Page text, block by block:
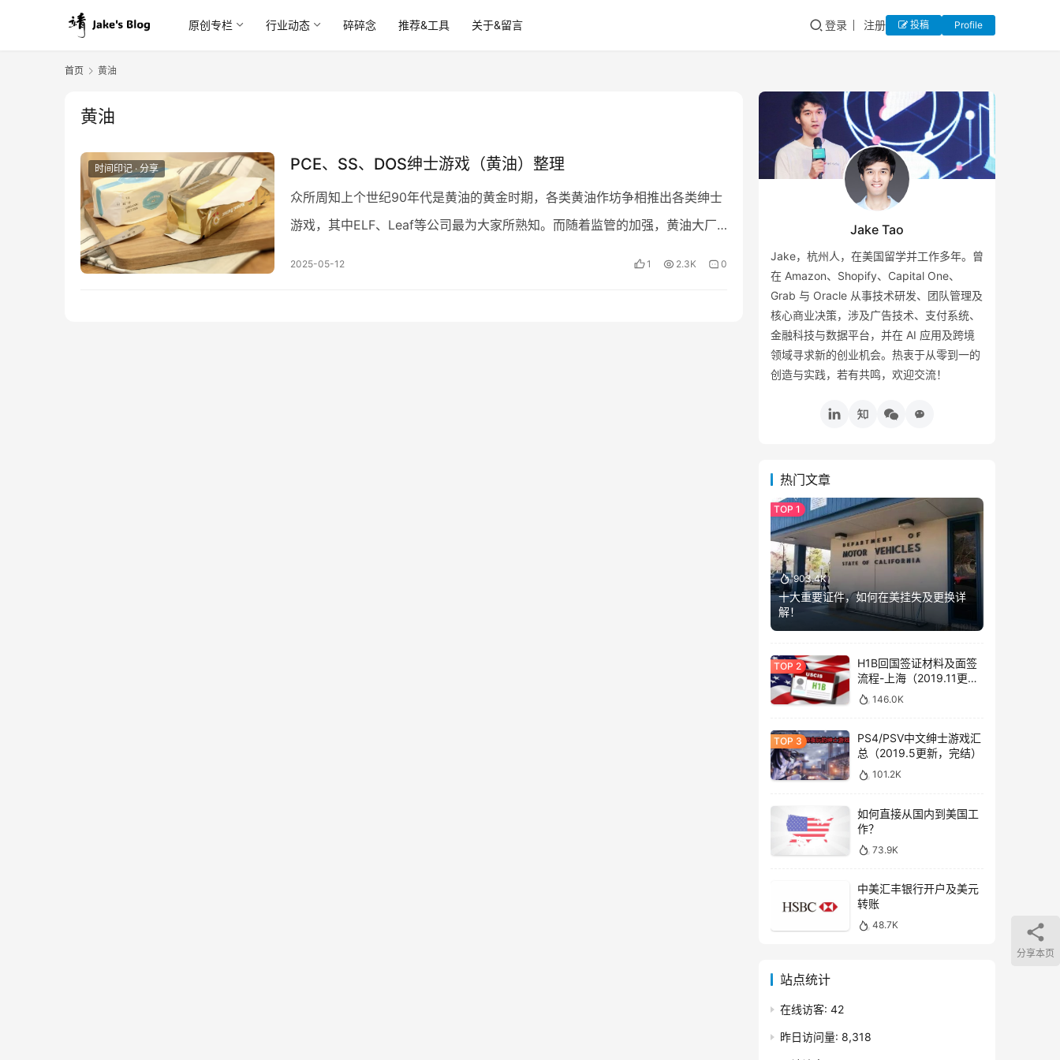
原创专栏 行业动态 碎碎念 推荐&工具 关于&留言 登录 注册 投稿 Profile
首页 黄油
黄油
时间印记 · 分享 PCE、SS、DOS绅士游戏（黄油）整理
众所周知上个世纪90年代是黄油的黄金时期，各类黄油作坊争相推出各类绅士
游戏，其中ELF、Leaf等公司最为大家所熟知。而随着监管的加强，黄油大厂
2025-05-12 1 2.3K 0
Jake Tao
Jake，杭州人，在美国留学并工作多年。曾
在 Amazon、Shopify、Capital One、
Grab 与 Oracle 从事技术研发、团队管理及
核心商业决策，涉及广告技术、支付系统、
金融科技与数据平台，并在 AI 应用及跨境
领域寻求新的创业机会。热衷于从零到一的
创造与实践，若有共鸣，欢迎交流！
热门文章
903.4K
十大重要证件，如何在美挂失及更换详
解！
H1B回国签证材料及面签
流程-上海（2019.11更
新）146.0K
PS4/PSV中文绅士游戏汇
总（2019.5更新，完结）
101.2K
如何直接从国内到美国工
作？
73.9K
中美汇丰银行开户及美元
转账
48.7K
站点统计
在线访客: 42
昨日访问量: 8,318
分享本页